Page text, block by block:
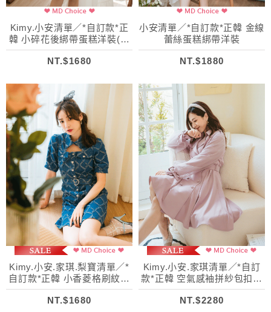
Kimy.小安清單／*自訂款*正
韓 小碎花後綁帶蛋糕洋裝(附
髮圈)
NT.$1680
小安清單／*自訂款*正韓 金線
蕾絲蛋糕綁帶洋裝
NT.$1880
Kimy.小安.家琪.梨寶清單／*
自訂款*正韓 小香菱格刷紋牛
仔洋裝
NT.$1680
Kimy.小安.家琪清單／*自訂
款*正韓 空氣感袖拼紗包扣風
衣外套(附腰帶)
NT.$2280